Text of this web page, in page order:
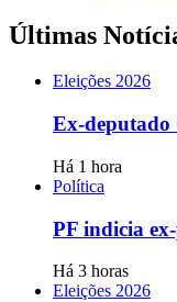
Últimas
Eleições 2026
Ex-deputado
Há 1 hora
Política
PF indicia
Há 3 horas
Eleições 2026